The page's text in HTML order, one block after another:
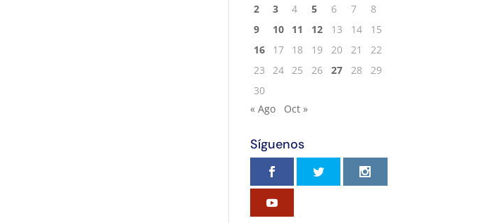
2
3 4 5 6 7
8
9
10 11 12 13 14
15
16
17 18 19 20 21
22
23
24 25 26 27 28
29
30
« Ago
Oct »
Síguenos